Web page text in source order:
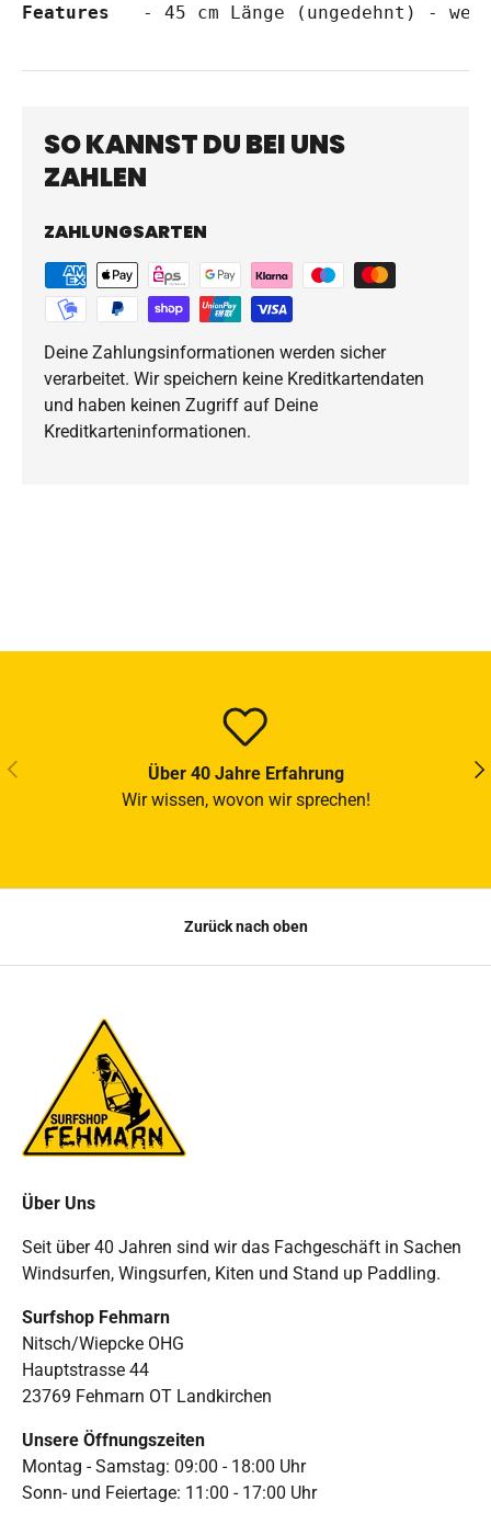
Features
- 45 cm Länge (ungedehnt) -
SO KANNST DU BEI UNS
ZAHLEN
ZAHLUNGSARTEN
Deine Zahlungsinformationen werden sicher
verarbeitet. Wir speichern keine Kreditkartendaten
und haben keinen Zugriff auf Deine
Kreditkarteninformationen.
VORHERIGE
Über 40 Jahre Erfahrung
Wir wissen, wovon wir sprechen!
Zurück nach oben
Über Uns
Seit über 40 Jahren sind wir das Fachgeschäft in Sachen
Windsurfen, Wingsurfen, Kiten und Stand up Paddling.
Surfshop Fehmarn
Nitsch/Wiepcke OHG
Hauptstrasse 44
23769 Fehmarn OT Landkirchen
Unsere Öffnungszeiten
Montag - Samstag: 09:00 - 18:00 Uhr
Sonn- und Feiertage: 11:00 - 17:00 Uhr